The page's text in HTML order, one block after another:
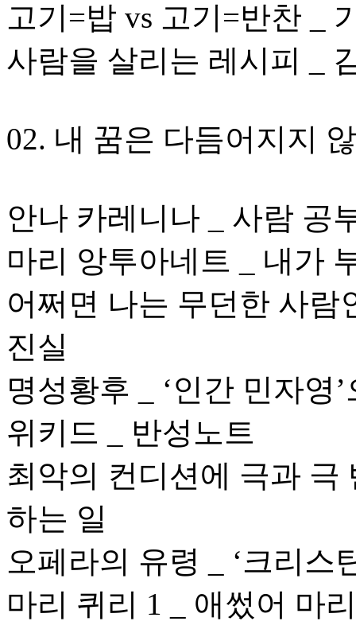
고기=밥 vs 고기=반찬 _
사람을 살리는 레시피 _
02. 내 꿈은 다듬어지지
안나 카레니나 _ 사람 공
마리 앙투아네트 _ 내가
어쩌면 나는 무던한 사람
진실
명성황후 _ ‘인간 민자영
위키드 _ 반성노트
최악의 컨디션에 극과 극
하는 일
오페라의 유령 _ ‘크리스
마리 퀴리 1 _ 애썼어 마